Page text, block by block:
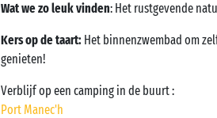
Wat we zo leuk vinden: Het rustgevende
Kers op de taart: Het binnenzwembad om
genieten!
Verblijf op een camping in de buurt :
Port Manec'h